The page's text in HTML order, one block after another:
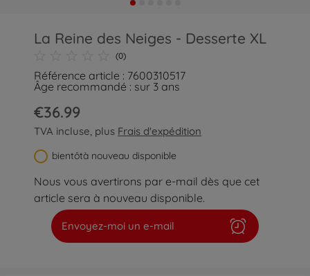
La Reine des Neiges - Desserte XL
(0)
Référence article : 7600310517
Âge recommandé : sur 3 ans
€36.99
TVA incluse, plus Frais d'expédition
bientôtà nouveau disponible
Nous vous avertirons par e-mail dès que cet
article sera à nouveau disponible.
Envoyez-moi un e-mail